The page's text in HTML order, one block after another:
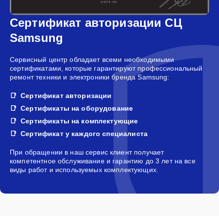
Сертификат авторизации СЦ
Samsung
Сервисный центр обладает всеми необходимыми
сертификатами, которые гарантируют профессиональный
ремонт техники и электроники бренда Samsung:
Сертификат авторизации
Сертификаты на оборудование
Сертификаты на комплектующие
Сертификат у каждого специалиста
При обращении в наш сервис клиент получает
компетентное обслуживание и гарантию до 3 лет на все
виды работ и используемых комплектующих.